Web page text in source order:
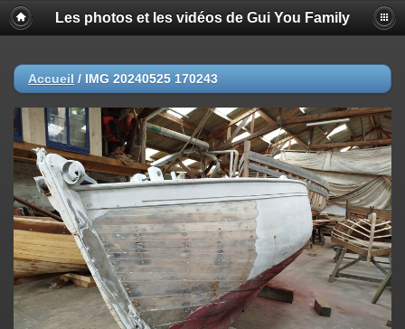
Les photos et les vidéos de Gui You Family
Accueil / IMG 20240525 170243